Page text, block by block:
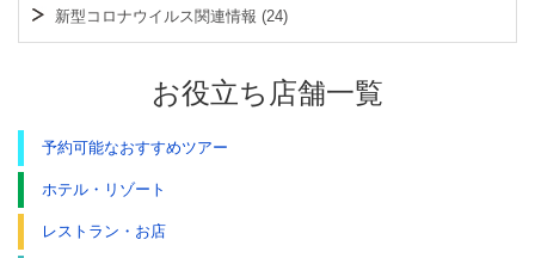
新型コロナウイルス関連情報 (24)
お役立ち店舗一覧
予約可能なおすすめツアー
ホテル・リゾート
レストラン・お店